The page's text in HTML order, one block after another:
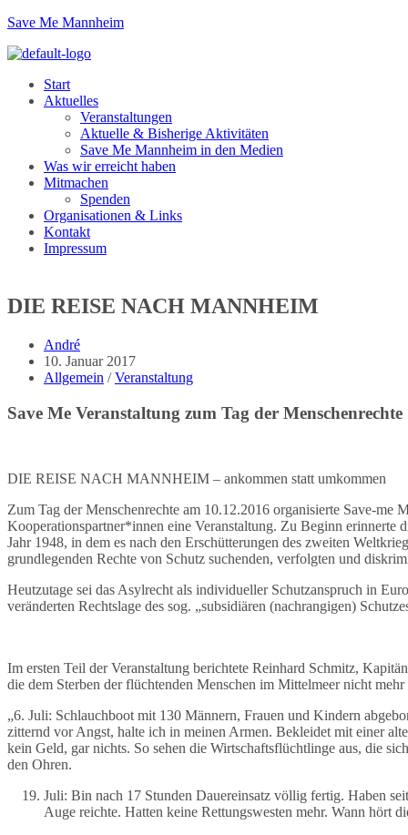
Zum
springen
Save Me Mannheim
Menu
Start
Aktuelles
Veranstaltungen
Aktuelle & Bisherige Aktivitäten
Save Me Mannheim in den Medien
Was wir erreicht haben
Mitmachen
Spenden
Organisationen & Links
Kontakt
Impressum
DIE REISE NACH MANNHEIM
Beitrags-
Autor:
André
Beitrag
veröffentlicht:
10. Januar 2017
Beitrags-
Allgemein / Veranstaltung
Save Me Veranstaltung zum Tag der Menschenrechte
DIE REISE NACH MANNHEIM – ankommen statt umkommen
Zum Tag der Menschenrechte am 10.12.2016 organisierte Save-
Kooperationspartner*innen eine Veranstaltung. Zu Beginn
Jahr 1948, in dem es nach den Erschütterungen des zweiten
grundlegenden Rechte von Schutz suchenden, verfolgten und
Heutzutage sei das Asylrecht als individueller Schutzanspruch in
veränderten Rechtslage des sog. „subsidiären (nachrangigen)
Im ersten Teil der Veranstaltung berichtete Reinhard Schmitz,
die dem Sterben der flüchtenden Menschen im Mittelmeer nicht
„6. Juli: Schlauchboot mit 130 Männern, Frauen und Kindern
zitternd vor Angst, halte ich in meinen Armen. Bekleidet mit einer
kein Geld, gar nichts. So sehen die Wirtschaftsflüchtlinge aus, die
den Ohren.
Juli: Bin nach 17 Stunden Dauereinsatz völlig fertig. Haben
Auge reichte. Hatten keine Rettungswesten mehr. Wann hört